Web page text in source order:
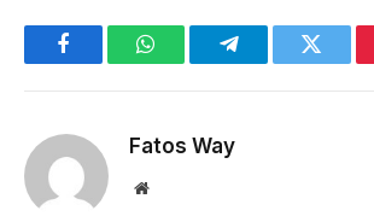
FacebookWhatsAppTelegramTwitter
Fatos Way
Website